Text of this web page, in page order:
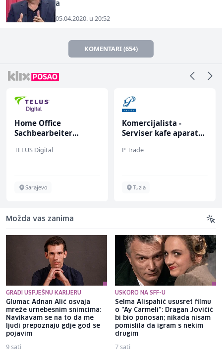
a
05.04.2020. u 20:52
KOMENTARI (654)
Komercijalista -
Serviser kafe aparata
P Trade
Tuzla
Konobar (m/ž)
Mesna Industrija Gora
Sarajevo
Možda vas zanima
GRADI USPJEŠNU KARIJERU
Glumac Adnan Alić osvaja
mreže urnebesnim snimcima:
Navikavam se na to da me
ljudi prepoznaju gdje god se
pojavim
9 sati
USKORO NA SFF-U
Selma Alispahić ususret filmu
o "Ay Carmeli": Dragan Jovičić
bi bio ponosan; nikada nisam
pomislila da igram s nekim
drugim
7 sati